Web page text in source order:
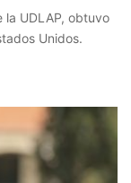
la UDLAP, obtuvo
Unidos.